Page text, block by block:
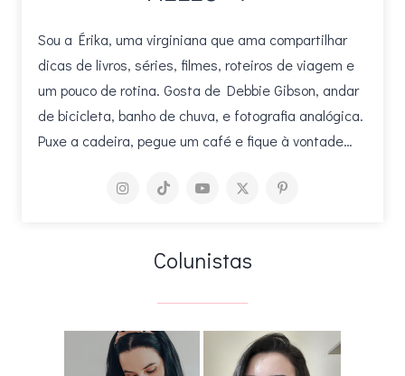
Sou a Érika, uma virginiana que ama compartilhar
dicas de livros, séries, filmes, roteiros de viagem e
um pouco de rotina. Gosta de Debbie Gibson, andar
de bicicleta, banho de chuva, e fotografia analógica.
Puxe a cadeira, pegue um café e fique à vontade…
Colunistas